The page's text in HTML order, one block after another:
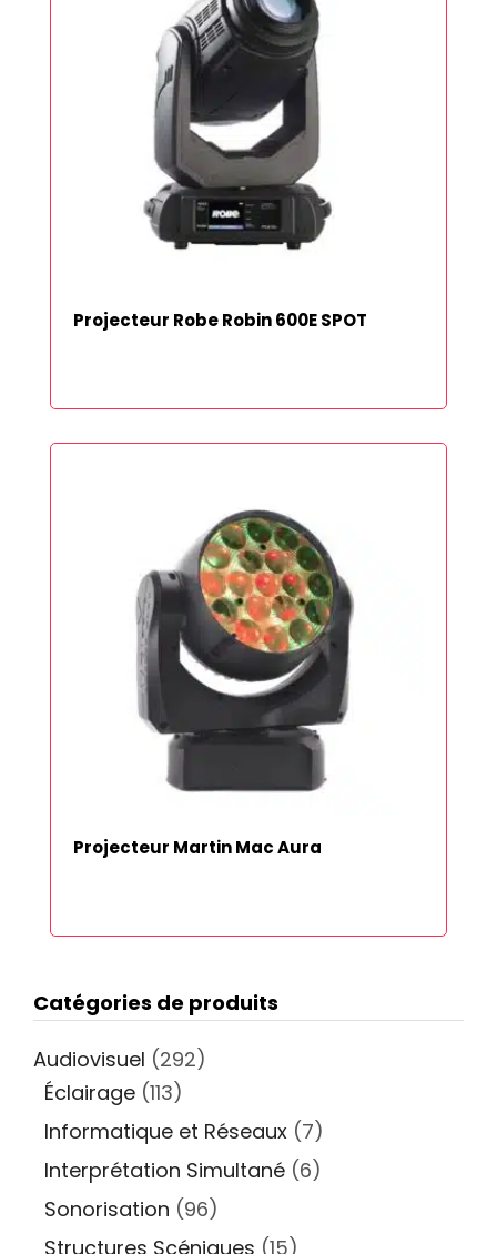
Projecteur Robe Robin 600E SPOT
Projecteur Martin Mac Aura
Catégories de produits
Audiovisuel (292)
Éclairage (113)
Informatique et Réseaux (7)
Interprétation Simultané (6)
Sonorisation (96)
Structures Scéniques (15)